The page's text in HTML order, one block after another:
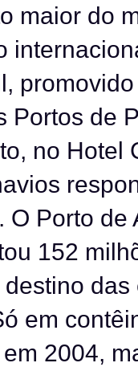
maior do
Portos de
no Hotel
O Porto
152
em
2004,